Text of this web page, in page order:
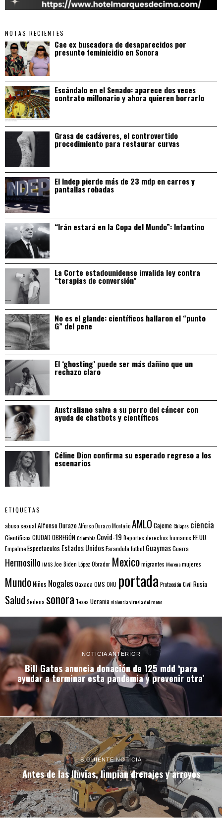
NOTAS RECIENTES
Cae ex buscadora de desaparecidos por
presunto feminicidio en Sonora
Escándalo en el Senado: aparece dos veces
contrato millonario y ahora quieren borrarlo
Grasa de cadáveres, el controvertido
procedimiento para restaurar curvas
El Indep pierde más de 23 mdp en carros y
pantallas robadas
“Irán estará en la Copa del Mundo”: Infantino
La Corte estadounidense invalida ley contra
“terapias de conversión”
No es el glande: científicos hallaron el “punto
G” del pene
El ‘ghosting’ puede ser más dañino que un
rechazo claro
Australiano salva a su perro del cáncer con
ayuda de chatbots y científicos
Céline Dion confirma su esperado regreso a los
escenarios
ETIQUETAS
abuso sexual Alfonso DurazoAlfonso Durazo MontañoAMLO CajemeChiapas ciencia
Científicos CIUDAD OBREGÓNColombia Covid-19 Deportes derechos humanos EE.UU.
EmpalmeEspectaculos Estados UnidosFarandula futbol GuaymasGuerra
Hermosillo IMSS Joe Biden López Obrador Mexicomigrantes Morenamujeres
MundoNiños Nogales Oaxaca OMS ONU portada Protección Civil Rusia
Salud Sedena sonora Texas Ucraniaviolenciaviruela del mono
NOTICIA ANTERIOR
Bill Gates anuncia donación de 125 mdd ‘para
ayudar a terminar esta pandemia y prevenir otra’
SIGUIENTE NOTICIA
Antes de las lluvias, limpian drenajes y arroyos